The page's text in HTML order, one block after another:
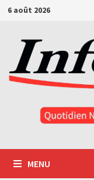
Passer
contenu
6 août 2026
MENU